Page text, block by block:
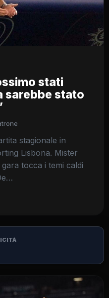
stati
sarebbe stato
stagionale in
Lisbona. Mister
tocca i temi caldi